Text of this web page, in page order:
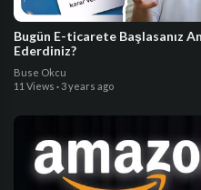
Bugün E-ticarete Başlasanız
Ederdiniz?
Buse Okcu
11 Views · 3 years ago